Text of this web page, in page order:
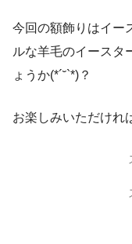
今回の額飾りはイー
ルな羊毛のイースタ
ょうか(*´˘`*)？
お楽しみいただけれ